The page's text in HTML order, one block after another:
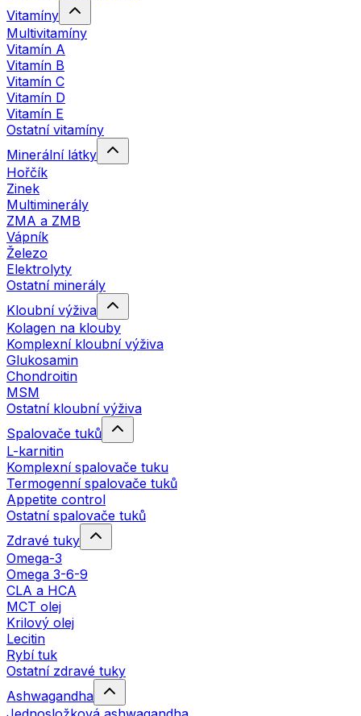
Vitamíny
Multivitamíny
Vitamín A
Vitamín B
Vitamín C
Vitamín D
Vitamín E
Ostatní vitamíny
Minerální látky
Hořčík
Zinek
Multiminerály
ZMA a ZMB
Vápník
Železo
Elektrolyty
Ostatní minerály
Kloubní výživa
Kolagen na klouby
Komplexní kloubní výživa
Glukosamin
Chondroitin
MSM
Ostatní kloubní výživa
Spalovače tuků
L-karnitin
Komplexní spalovače tuku
Termogenní spalovače tuků
Appetite control
Ostatní spalovače tuků
Zdravé tuky
Omega-3
Omega 3-6-9
CLA a HCA
MCT olej
Krilový olej
Lecitin
Rybí tuk
Ostatní zdravé tuky
Ashwagandha